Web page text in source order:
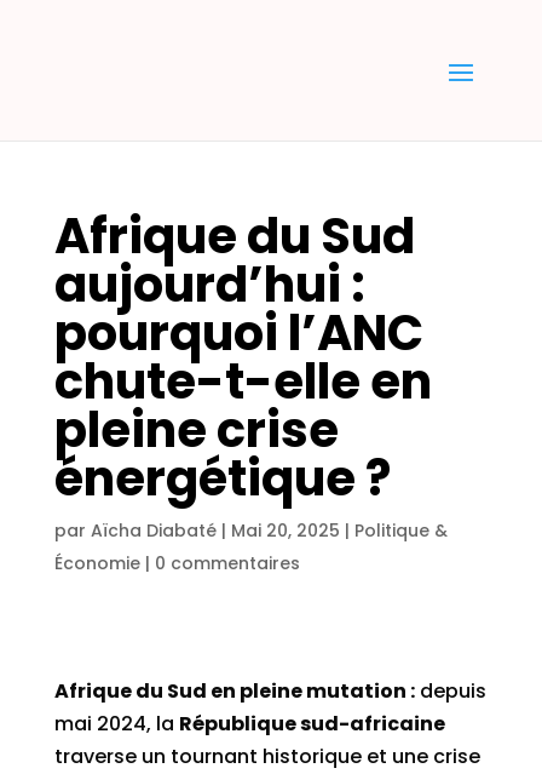
Afrique du Sud
aujourd’hui :
pourquoi l’ANC
chute-t-elle en
pleine crise
énergétique ?
par Aïcha Diabaté| Mai 20, 2025 | Politique &
Économie| 0 commentaires
Afrique du Sud en pleine mutation :depuis
mai 2024, la République sud-africaine
traverse un tournant historique et une crise